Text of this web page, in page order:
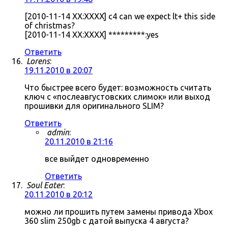
[2010-11-14 XX:XXXX] c4 can we expect lt+ this side
of christmas?
[2010-11-14 XX:XXXX] *********:yes
Ответить
Lorens:
19.11.2010 в 20:07
Что быстрее всего будет: возможность считать
ключ с «послеавгустовских слимок» или выход
прошивки для оригинального SLIM?
Ответить
admin:
20.11.2010 в 21:16
все выйдет одновременно
Ответить
Soul Eater:
20.11.2010 в 20:12
можно ли прошить путем замены привода Xbox
360 slim 250gb с датой выпуска 4 августа?